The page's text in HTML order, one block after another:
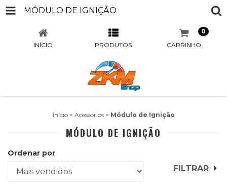
MÓDULO DE IGNIÇÃO
INÍCIO PRODUTOS CARRINHO
0
Início > Acessórios > Módulo de Ignição
MÓDULO DE IGNIÇÃO
Ordenar por
FILTRAR